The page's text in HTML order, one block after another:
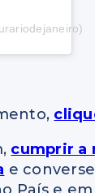
cumprir a
e